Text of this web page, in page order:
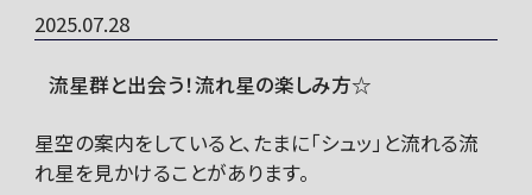
2025.07.28
流星群と出会う！流れ星の楽しみ方☆
星空の案内をしていると、たまに「シュッ」と流れる流
れ星を見かけることがあります。